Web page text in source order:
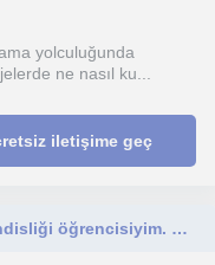
yolculuğunda
ne nasıl ku...
iletişime geç
Merhaba ben Enes, bilgisayar mühendisliği öğrencisiyim. Her yaşa uygun programalama eğitimi verebilirim.